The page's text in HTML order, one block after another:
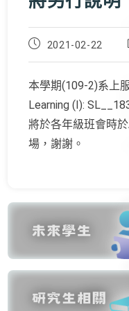
Post
2021-02-22
本學期(109-2)系上
Learning (I):
將於各年級班會時
場，謝謝。